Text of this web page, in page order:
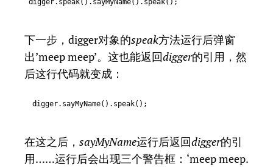
1
digger.speak().sayMyName().speak();
下一步，digger对象的speak方法运行后弹窗
出’meep meep’。这也能返回digger的引用，然
后这行代码就变成：
1
digger.sayMyName().speak();
在这之后， sayMyName运行后返回digger的引
用……运行后会出现三个警告框：‘meep meep.